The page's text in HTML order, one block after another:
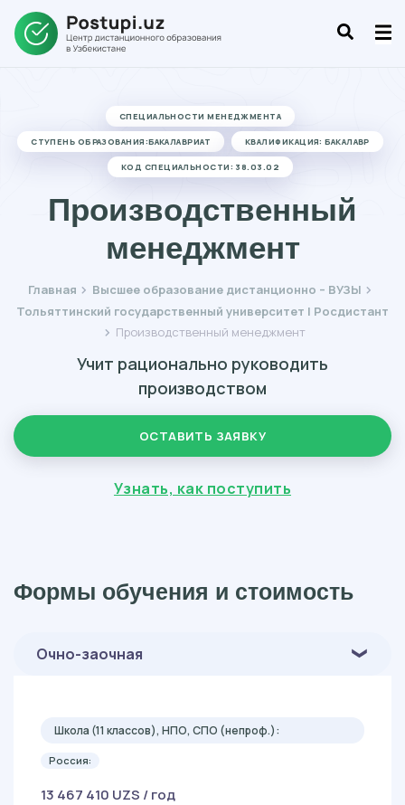
СПЕЦИАЛЬНОСТИ МЕНЕДЖМЕНТА
СТУПЕНЬ ОБРАЗОВАНИЯ:БАКАЛАВРИАТ КВАЛИФИКАЦИЯ: БАКАЛАВР
КОД СПЕЦИАЛЬНОСТИ: 38.03.02
Производственный
менеджмент
Главная
Высшее образование дистанционно – ВУЗЫ
Тольяттинский государственный университет | Росдистант
Производственный менеджмент
Учит рационально руководить
производством
ОСТАВИТЬ ЗАЯВКУ
Узнать, как поступить
Формы обучения и стоимость
Очно-заочная
Школа (11 классов), НПО, СПО (непроф.):
Россия:
13 467 410 UZS / год